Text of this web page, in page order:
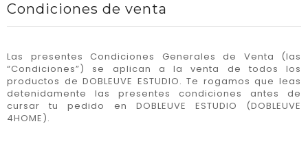
Condiciones de venta
Las presentes Condiciones Generales de Venta (las
“Condiciones”) se aplican a la venta de todos los
productos de DOBLEUVE ESTUDIO. Te rogamos que leas
detenidamente las presentes condiciones antes de
cursar tu pedido en DOBLEUVE ESTUDIO (DOBLEUVE
4HOME).